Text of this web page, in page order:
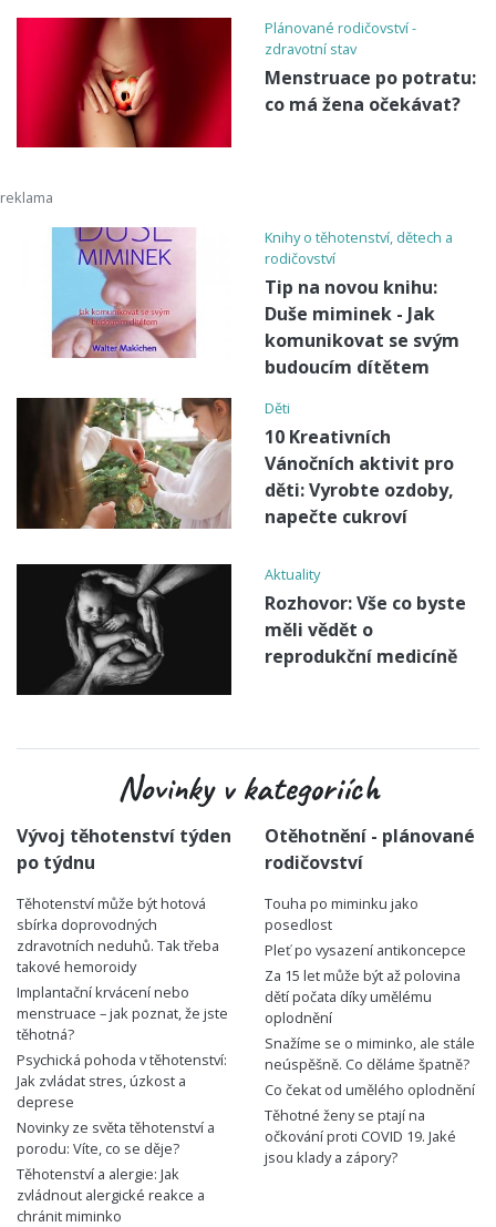
Plánované rodičovství -
zdravotní stav
Menstruace po potratu:
co má žena očekávat?
Knihy o těhotenství, dětech a
rodičovství
Tip na novou knihu:
Duše miminek - Jak
komunikovat se svým
budoucím dítětem
Děti
10 Kreativních
Vánočních aktivit pro
děti: Vyrobte ozdoby,
napečte cukroví
Aktuality
Rozhovor: Vše co byste
měli vědět o
reprodukční medicíně
Novinky v kategoriích
Vývoj těhotenství týden
po týdnu
Těhotenství může být hotová
sbírka doprovodných
zdravotních neduhů. Tak třeba
takové hemoroidy
Implantační krvácení nebo
menstruace – jak poznat, že jste
těhotná?
Psychická pohoda v těhotenství:
Jak zvládat stres, úzkost a
deprese
Novinky ze světa těhotenství a
porodu: Víte, co se děje?
Těhotenství a alergie: Jak
zvládnout alergické reakce a
chránit miminko
Otěhotnění - plánované
rodičovství
Touha po miminku jako
posedlost
Pleť po vysazení antikoncepce
Za 15 let může být až polovina
dětí počata díky umělému
oplodnění
Snažíme se o miminko, ale stále
neúspěšně. Co děláme špatně?
Co čekat od umělého oplodnění
Těhotné ženy se ptají na
očkování proti COVID 19. Jaké
jsou klady a zápory?